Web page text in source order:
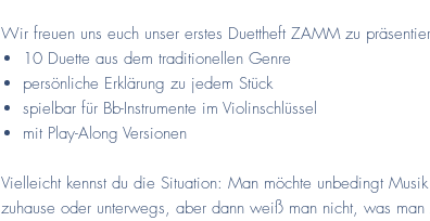
Wir freuen uns euch unser erstes Duettheft ZAMM zu
10 Duette aus dem traditionellen Genre
persönliche Erklärung zu jedem Stück
spielbar für Bb-Instrumente im Violinschlüssel
mit Play-Along Versionen
Vielleicht kennst du die Situation: Man möchte unbedingt
zuhause oder unterwegs, aber dann weiß man nicht, was man